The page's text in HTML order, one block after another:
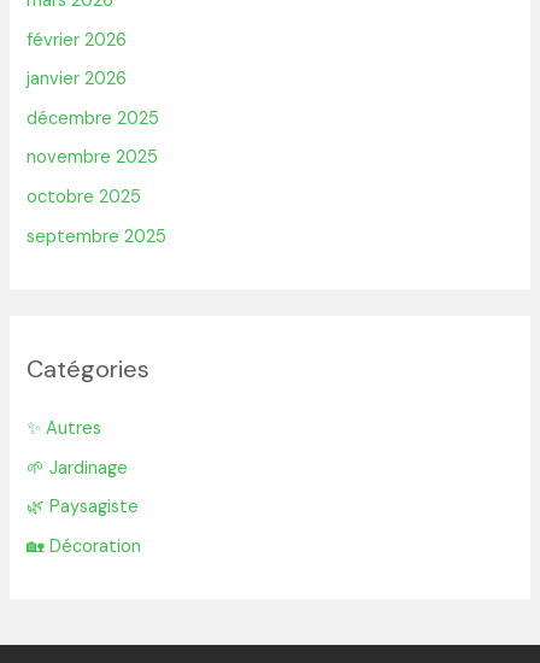
février 2026
janvier 2026
décembre 2025
novembre 2025
octobre 2025
septembre 2025
Catégories
✨ Autres
🌱 Jardinage
🌿 Paysagiste
🏡 Décoration